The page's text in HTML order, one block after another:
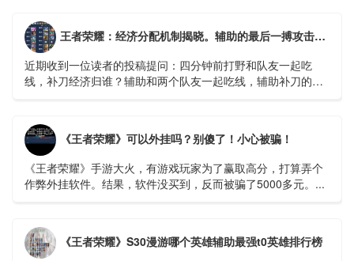
王者荣耀：经济分配机制揭晓。辅助的最后一搏攻击有什么好处吗？ - 哔哩哔哩
近期收到一位读者的投稿提问：四分钟前打野和队友一起吃
线，补刀经济归谁？辅助和两个队友一起吃线，辅助补刀的话
《王者荣耀》可以外挂吗？别傻了！小心被骗！
《王者荣耀》手游大火，有游戏玩家为了赢取高分，打算弄个
作弊外挂软件。结果，软件没买到，反而被骗了5000多元。...
《王者荣耀》S30漫游哪个英雄辅助最强t0英雄排行榜